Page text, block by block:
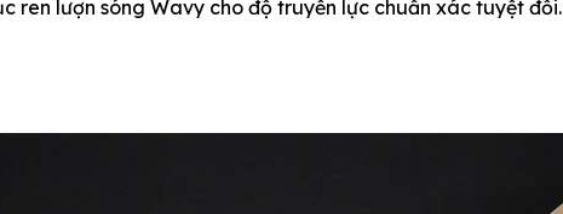
ren lượn sóng Wavy cho độ truyền lực chuẩn xác tuyệt đối.